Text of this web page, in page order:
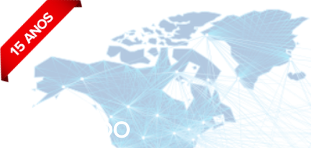
BLOG DO